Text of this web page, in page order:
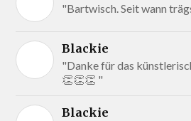
"Bartwisch. Seit wann
Blackie
"Danke für das
👏👏👏 "
Blackie